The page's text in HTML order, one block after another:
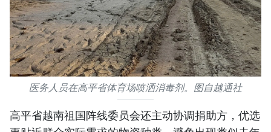
医务人员在高平省体育场喷洒消毒剂。图自越通社
高平省越南祖国阵线委员会还主动协调捐助方，优选